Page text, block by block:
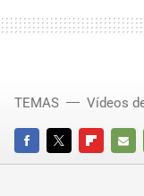
FACEBOOKTWITTERFLIPBOARD
E-
TEMAS Vídeos